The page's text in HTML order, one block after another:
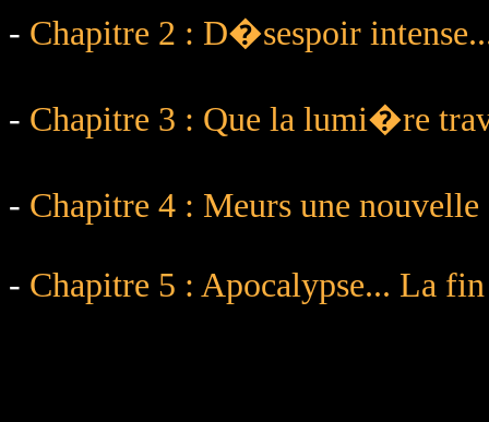
- Chapitre 2 : D�sespoir
- Chapitre 3 : Que la lumi�re
- Chapitre 4 : Meurs une
- Chapitre 5 : Apocalypse... La